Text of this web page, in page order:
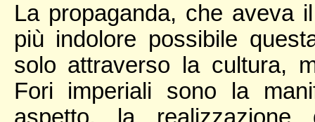
La propaganda, che aveva
più indolore possibile
solo attraverso la cultura,
Fori imperiali sono la